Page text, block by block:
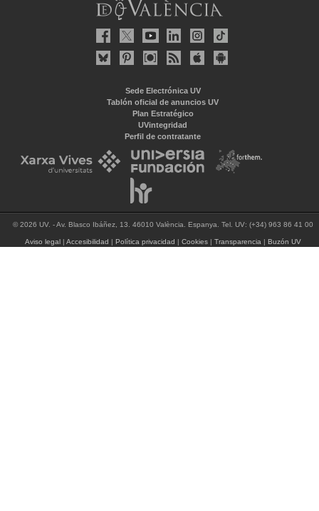
Sede Electrónica UV
Tablón oficial de anuncios UV
Plan Estratégico
UVintegridad
Perfil de contratante
© 2026 UV. - Av. Blasco Ibáñez, 13. 46010 València. Espanya. Tel. UV: (+34) 963 86 41 00
Aviso legal| Accesibilidad | Política privacidad | Cookies| Transparencia | Buzón UV